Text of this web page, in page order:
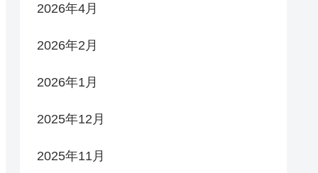
2026年4月
2026年2月
2026年1月
2025年12月
2025年11月